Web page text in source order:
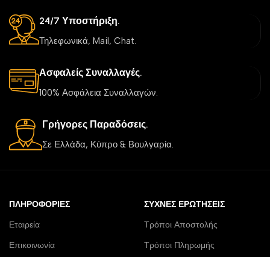
24/7 Υποστήριξη.
Τηλεφωνικά, Mail, Chat.
Ασφαλείς Συναλλαγές.
100% Ασφάλεια Συναλλαγών.
Γρήγορες Παραδόσεις.
Σε Ελλάδα, Κύπρο & Βουλγαρία.
ΠΛΗΡΟΦΟΡΊΕΣ
Εταιρεία
Επικοινωνία
ΣΥΧΝΈΣ ΕΡΩΤΉΣΕΙΣ
Τρόποι Αποστολής
Τρόποι Πληρωμής